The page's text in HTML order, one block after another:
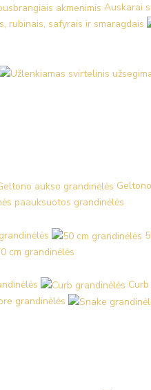
Auskarai
rubinais, safyrais ir smaragdais
paauksuotos grandinėlės
cm grandinėlės
grandinėlės